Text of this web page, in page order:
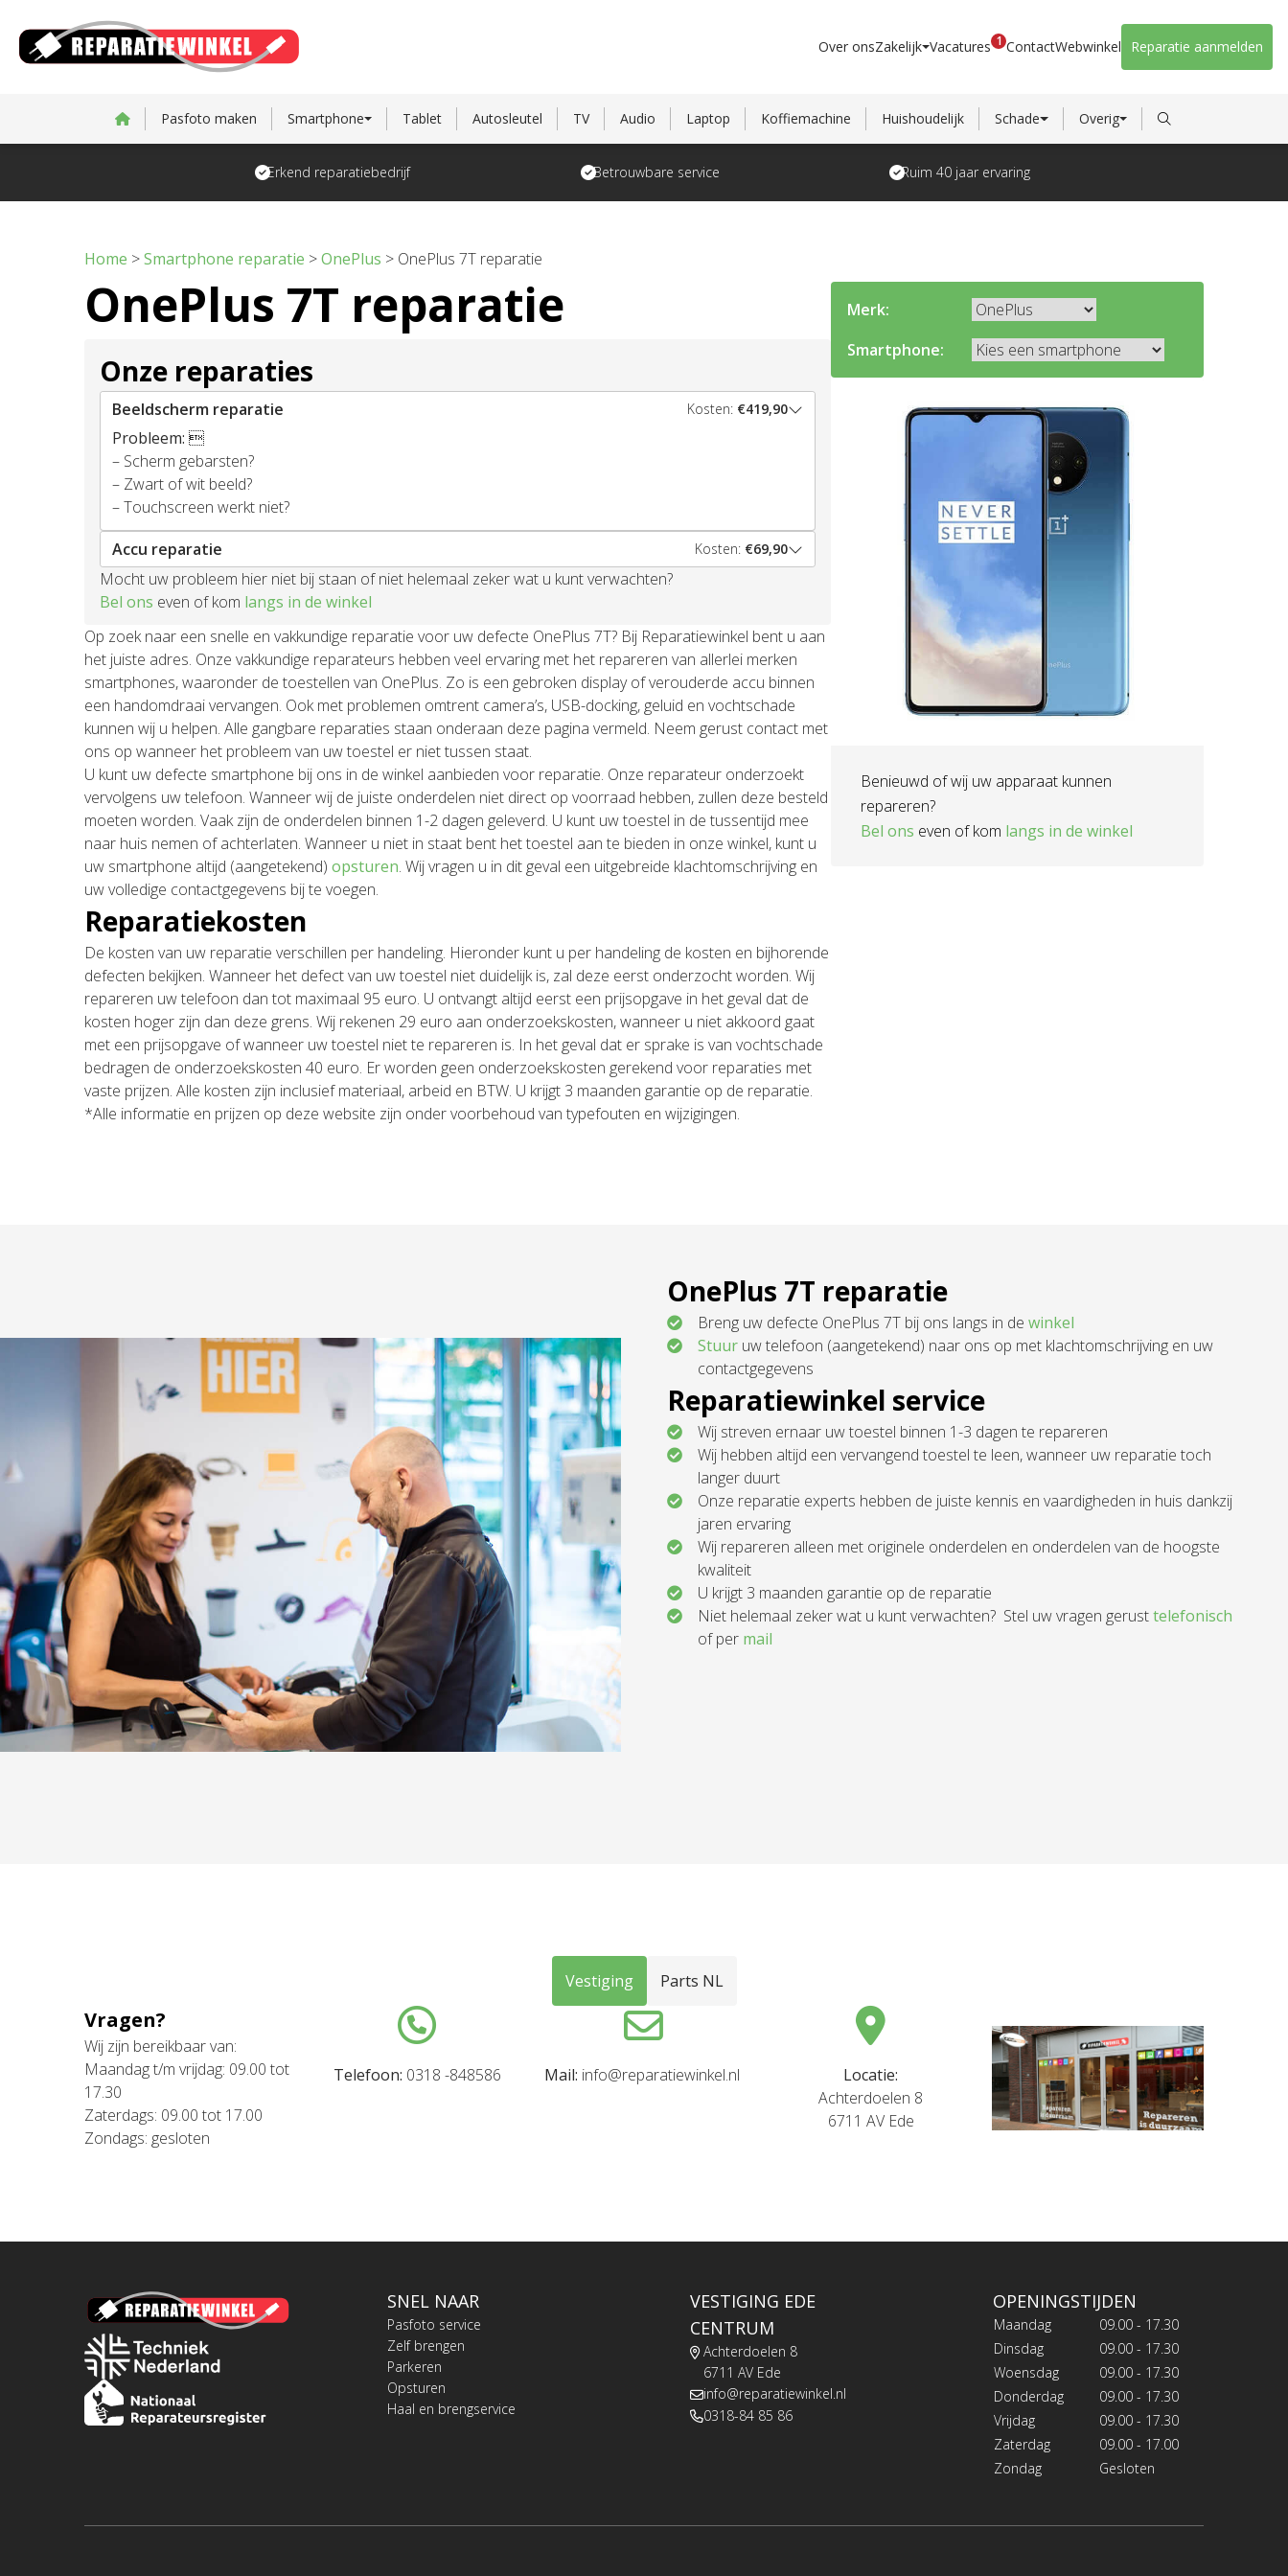
Over onsZakelijk Vacatures 1 ContactWebwinkel Reparatie aanmelden
Pasfoto maken Smartphone Tablet Autosleutel TV Audio Laptop Koffiemachine Huishoudelijk Schade Overig
Erkend reparatiebedrijf Betrouwbare service Ruim 40 jaar ervaring
Home >Smartphone reparatie >OnePlus > OnePlus 7T reparatie
OnePlus 7T reparatie
Onze reparaties
Beeldscherm reparatie Kosten: €419,90
Probleem: 
– Scherm gebarsten?
– Zwart of wit beeld?
– Touchscreen werkt niet?
Accu reparatie
Kosten: €69,90
Mocht uw probleem hier niet bij staan of niet helemaal zeker wat u kunt verwachten?
Bel ons even of kom langs in de winkel
Op zoek naar een snelle en vakkundige reparatie voor uw defecte OnePlus 7T? Bij Reparatiewinkel bent u aan
het juiste adres. Onze vakkundige reparateurs hebben veel ervaring met het repareren van allerlei merken
smartphones, waaronder de toestellen van OnePlus. Zo is een gebroken display of verouderde accu binnen
een handomdraai vervangen. Ook met problemen omtrent camera’s, USB-docking, geluid en vochtschade
kunnen wij u helpen. Alle gangbare reparaties staan onderaan deze pagina vermeld. Neem gerust contact met
ons op wanneer het probleem van uw toestel er niet tussen staat.
U kunt uw defecte smartphone bij ons in de winkel aanbieden voor reparatie. Onze reparateur onderzoekt
vervolgens uw telefoon. Wanneer wij de juiste onderdelen niet direct op voorraad hebben, zullen deze besteld
moeten worden. Vaak zijn de onderdelen binnen 1-2 dagen geleverd. U kunt uw toestel in de tussentijd mee
naar huis nemen of achterlaten. Wanneer u niet in staat bent het toestel aan te bieden in onze winkel, kunt u
uw smartphone altijd (aangetekend) opsturen. Wij vragen u in dit geval een uitgebreide klachtomschrijving en
uw volledige contactgegevens bij te voegen.
Reparatiekosten
De kosten van uw reparatie verschillen per handeling. Hieronder kunt u per handeling de kosten en bijhorende
defecten bekijken. Wanneer het defect van uw toestel niet duidelijk is, zal deze eerst onderzocht worden. Wij
repareren uw telefoon dan tot maximaal 95 euro. U ontvangt altijd eerst een prijsopgave in het geval dat de
kosten hoger zijn dan deze grens. Wij rekenen 29 euro aan onderzoekskosten, wanneer u niet akkoord gaat
met een prijsopgave of wanneer uw toestel niet te repareren is. In het geval dat er sprake is van vochtschade
bedragen de onderzoekskosten 40 euro. Er worden geen onderzoekskosten gerekend voor reparaties met
vaste prijzen. Alle kosten zijn inclusief materiaal, arbeid en BTW. U krijgt 3 maanden garantie op de reparatie.
*Alle informatie en prijzen op deze website zijn onder voorbehoud van typefouten en wijzigingen.
Merk:
Smartphone:
Benieuwd of wij uw apparaat kunnen
repareren?
Bel ons even of kom langs in de winkel
OnePlus 7T reparatie
Breng uw defecte OnePlus 7T bij ons langs in de winkel
Stuur uw telefoon (aangetekend) naar ons op met klachtomschrijving en uw
contactgegevens
Reparatiewinkel service
Wij streven ernaar uw toestel binnen 1-3 dagen te repareren
Wij hebben altijd een vervangend toestel te leen, wanneer uw reparatie toch
langer duurt
Onze reparatie experts hebben de juiste kennis en vaardigheden in huis dankzij
jaren ervaring
Wij repareren alleen met originele onderdelen en onderdelen van de hoogste
kwaliteit
U krijgt 3 maanden garantie op de reparatie
Niet helemaal zeker wat u kunt verwachten? Stel uw vragen gerusttelefonisch
of per mail
Vestiging Parts NL
Vragen?
Wij zijn bereikbaar van:
Maandag t/m vrijdag: 09.00 tot
17.30
Zaterdags: 09.00 tot 17.00
Zondags: gesloten
Telefoon: 0318 -848586 Mail: info@reparatiewinkel.nl
Locatie:
Achterdoelen 8
6711 AV Ede
SNEL NAAR
Pasfoto service
Zelf brengen
Parkeren
Opsturen
Haal en brengservice
VESTIGING EDE
CENTRUM
Achterdoelen 8
6711 AV Ede
info@reparatiewinkel.nl
0318-84 85 86
OPENINGSTIJDEN
Maandag
09.00 - 17.30
Dinsdag
09.00 - 17.30
Woensdag
09.00 - 17.30
Donderdag
09.00 - 17.30
Vrijdag
09.00 - 17.30
Zaterdag
09.00 - 17.00
Zondag
Gesloten